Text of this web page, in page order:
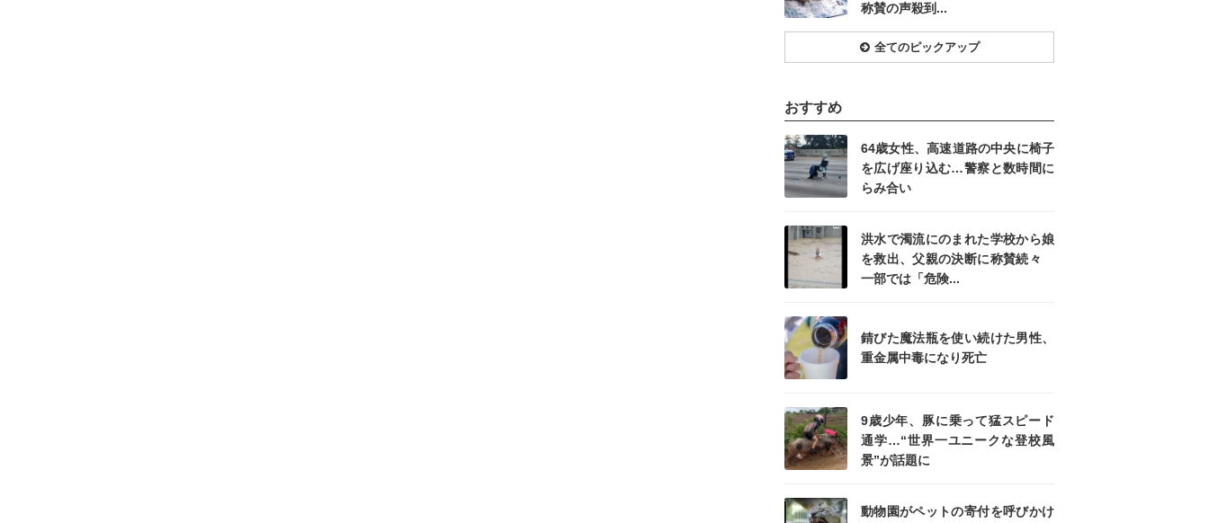
称賛の声殺到...
全てのピックアップ
おすすめ
64歳女性、高速道路の中央に椅子
を広げ座り込む…警察と数時間に
らみ合い
洪水で濁流にのまれた学校から娘
を救出、父親の決断に称賛続々
一部では「危険...
錆びた魔法瓶を使い続けた男性、
重金属中毒になり死亡
9歳少年、豚に乗って猛スピード
通学…“世界一ユニークな登校風
景”が話題に
動物園がペットの寄付を呼びかけ